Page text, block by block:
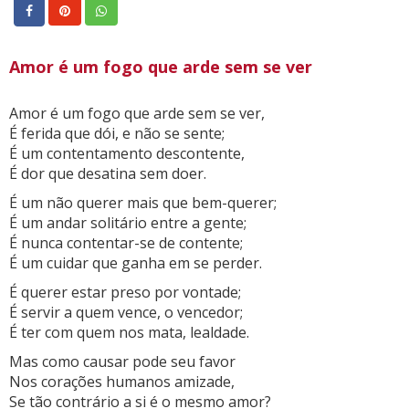
Amor é um fogo que arde sem se ver
Amor é um fogo que arde sem se ver,
É ferida que dói, e não se sente;
É um contentamento descontente,
É dor que desatina sem doer.
É um não querer mais que bem-querer;
É um andar solitário entre a gente;
É nunca contentar-se de contente;
É um cuidar que ganha em se perder.
É querer estar preso por vontade;
É servir a quem vence, o vencedor;
É ter com quem nos mata, lealdade.
Mas como causar pode seu favor
Nos corações humanos amizade,
Se tão contrário a si é o mesmo amor?